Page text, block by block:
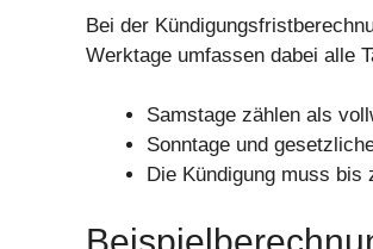
Bei der
Werktage umfassen dabei alle
Samstage zählen als
Sonntage und
Die Kündigung muss